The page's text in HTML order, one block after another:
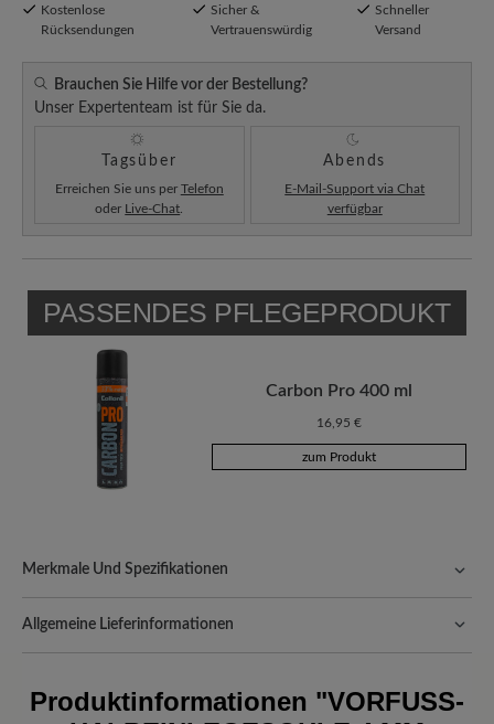
Kostenlose
Rücksendungen
Sicher &
Vertrauenswürdig
Schneller
Versand
Brauchen Sie Hilfe vor der Bestellung?
Unser Expertenteam ist für Sie da.
Tagsüber
Erreichen Sie uns per Telefon
oder Live-Chat
Abends
E-Mail-Support via Chat
verfügbar
PASSENDES PFLEGEPRODUKT
Carbon Pro 400 ml
16,95 €
zum Produkt
Merkmale Und Spezifikationen
Allgemeine Lieferinformationen
hinzugefügt – unabhängig vom Bestellwert.
Produktinformationen "VORFUSS-H